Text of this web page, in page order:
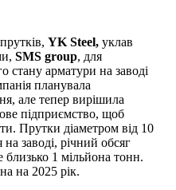
YK Steel, уклав
SMS group, для
стану арматури на заводі
планувала
але тепер вирішила
підприємство, щоб
Прутки діаметром від 10
заводі, річний обсяг
1 мільйона тонн.
на 2025 рік.